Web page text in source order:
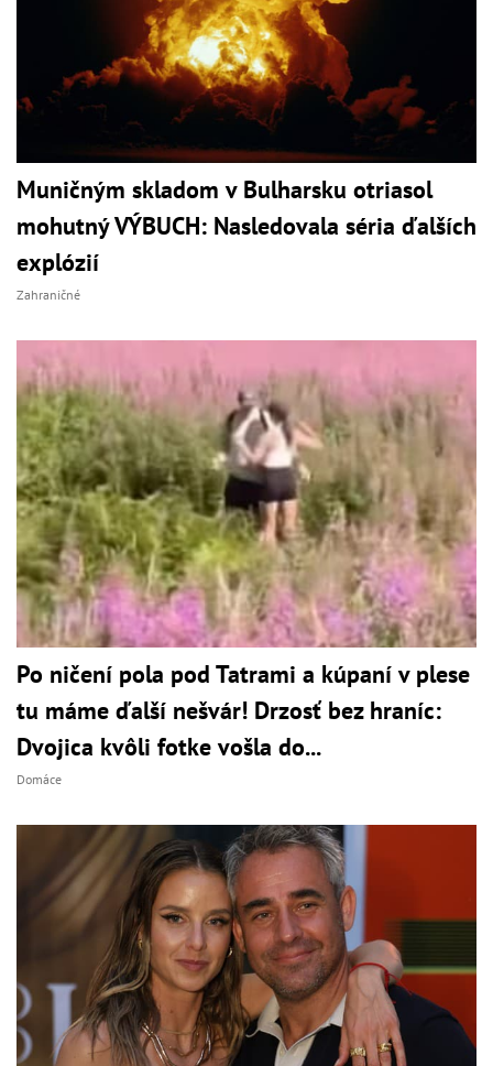
Muničným skladom v Bulharsku otriasol
mohutný VÝBUCH: Nasledovala séria ďalších
explózií
Zahraničné
Po ničení pola pod Tatrami a kúpaní v plese
tu máme ďalší nešvár! Drzosť bez hraníc:
Dvojica kvôli fotke vošla do...
Domáce